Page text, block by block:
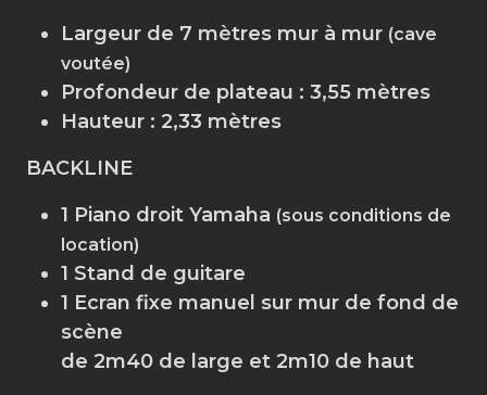
Largeur de 7 mètres mur à mur (cave
voutée)
Profondeur de plateau : 3,55 mètres
Hauteur : 2,33 mètres
BACKLINE
1 Piano droit Yamaha (sous conditions de
location)
1 Stand de guitare
1 Ecran fixe manuel sur mur de fond de
scène
de 2m40 de large et 2m10 de haut